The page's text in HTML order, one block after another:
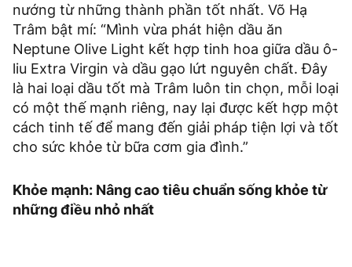
nướng từ những thành phần tốt nhất. Võ Hạ
Trâm bật mí: “Mình vừa phát hiện dầu ăn
Neptune Olive Light kết hợp tinh hoa giữa dầu ô-
liu Extra Virgin và dầu gạo lứt nguyên chất. Đây
là hai loại dầu tốt mà Trâm luôn tin chọn, mỗi loại
có một thế mạnh riêng, nay lại được kết hợp một
cách tinh tế để mang đến giải pháp tiện lợi và tốt
cho sức khỏe từ bữa cơm gia đình.”
Khỏe mạnh: Nâng cao tiêu chuẩn sống khỏe từ
những điều nhỏ nhất